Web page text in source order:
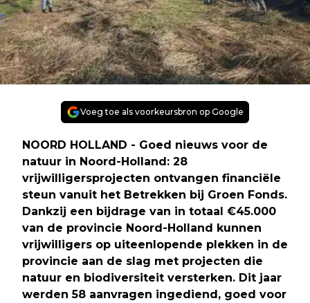
Voeg toe als voorkeursbron op Google
NOORD HOLLAND - Goed nieuws voor de
natuur in Noord-Holland: 28
vrijwilligersprojecten ontvangen financiële
steun vanuit het Betrekken bij Groen Fonds.
Dankzij een bijdrage van in totaal €45.000
van de provincie Noord-Holland kunnen
vrijwilligers op uiteenlopende plekken in de
provincie aan de slag met projecten die
natuur en biodiversiteit versterken. Dit jaar
werden 58 aanvragen ingediend, goed voor